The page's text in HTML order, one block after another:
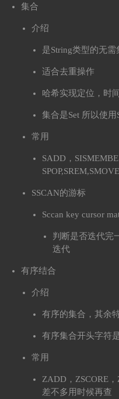
集合
介绍
是String类型的无需
适合去重操作
哈希实现定位，时
集合是Set 所以使用
常用
SADD，
SSCAN的游标
Sccan key cursor
判断是否迭代完
迭代
有序结合
介绍
有序的集合，其余
有序集合开头字符
常用
ZADD，ZSCORE
差不多用时候再查